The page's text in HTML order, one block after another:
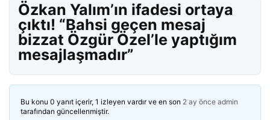
Özkan Yalım’ın ifadesi ortaya
çıktı! “Bahsi geçen mesaj
bizzat Özgür Özel’le yaptığım
mesajlaşmadır”
Bu konu 0 yanıt içerir, 1 izleyen vardır ve en son 2 ay önce admin
tarafından güncellenmiştir.